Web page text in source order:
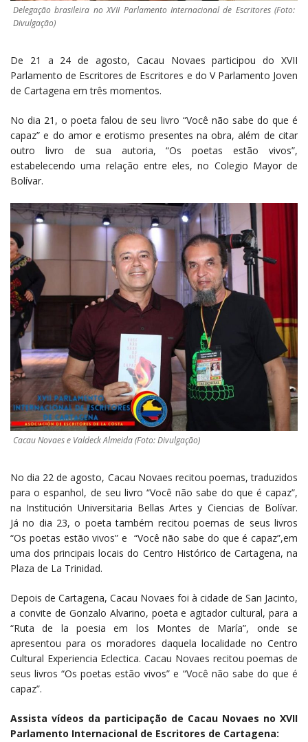
Delegação brasileira no XVII Parlamento Internacional de Escritores (Foto:
Divulgação)
De 21 a 24 de agosto, Cacau Novaes participou do XVII
Parlamento de Escritores de Escritores e do V Parlamento Joven
de Cartagena em três momentos.
No dia 21, o poeta falou de seu livro “Você não sabe do que é
capaz” e do amor e erotismo presentes na obra, além de citar
outro livro de sua autoria, “Os poetas estão vivos”,
estabelecendo uma relação entre eles, no Colegio Mayor de
Bolívar.
Cacau Novaes e Valdeck Almeida (Foto: Divulgação)
No dia 22 de agosto, Cacau Novaes recitou poemas, traduzidos
para o espanhol, de seu livro “Você não sabe do que é capaz”,
na Institución Universitaria Bellas Artes y Ciencias de Bolívar.
Já no dia 23, o poeta também recitou poemas de seus livros
“Os poetas estão vivos” e “Você não sabe do que é capaz”,em
uma dos principais locais do Centro Histórico de Cartagena, na
Plaza de La Trinidad.
Depois de Cartagena, Cacau Novaes foi à cidade de San Jacinto,
a convite de Gonzalo Alvarino, poeta e agitador cultural, para a
“Ruta de la poesia em los Montes de María”, onde se
apresentou para os moradores daquela localidade no Centro
Cultural Experiencia Eclectica. Cacau Novaes recitou poemas de
seus livros “Os poetas estão vivos” e “Você não sabe do que é
capaz”.
Assista vídeos da participação de Cacau Novaes no XVII
Parlamento Internacional de Escritores de Cartagena: